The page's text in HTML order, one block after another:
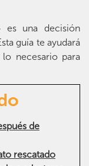
es una decisión
guía te ayudará
necesario para
de
rescatado